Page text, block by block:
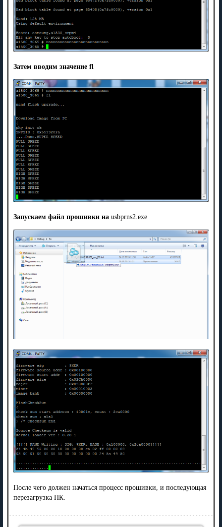
Затем вводим значение fl
Запускаем файл прошивки на usbprns2.exe
После чего должен начаться процесс прошивки, и последующая
перезагрузка ПК.